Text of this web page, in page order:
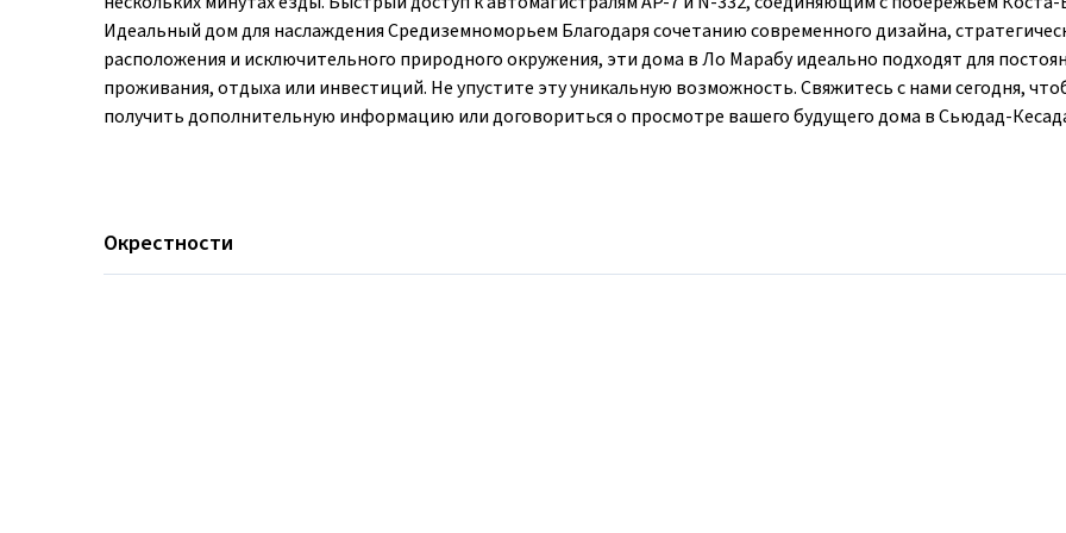
Идеальный дом для наслаждения Средиземноморьем Благодаря сочетанию современного дизайна,
расположения и исключительного природного окружения, эти дома в Ло Марабу идеально подходят для
проживания, отдыха или инвестиций. Не упустите эту уникальную возможность. Свяжитесь с нами сегодня,
получить дополнительную информацию или договориться о просмотре вашего будущего дома в Сьюдад-
Окрестности